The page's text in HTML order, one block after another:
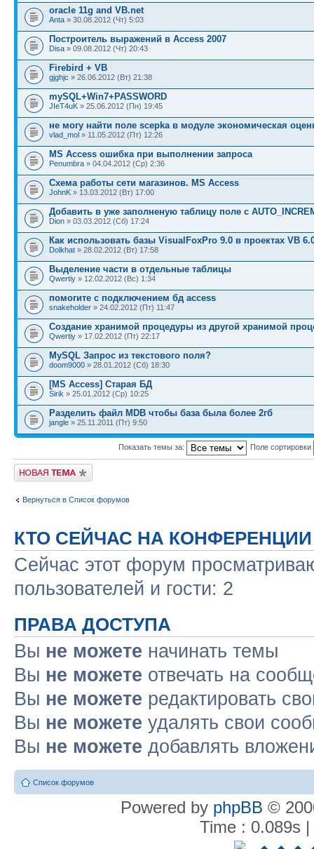
oracle 11g and VB.net
Anta » 30.08.2012 (Чт) 5:03
Построитель выражений в Access 2007
Disa » 09.08.2012 (Чт) 20:43
Firebird + VB
gjghjc » 26.06.2012 (Вт) 21:38
mySQL+Win7+PASSWORD
JIeT4uK » 25.06.2012 (Пн) 19:45
не могу найти поле scepka в модуле экономическая
vlad_mol » 11.05.2012 (Пт) 12:26
MS Access ошибка при выполнении запроса
Penumbra » 04.04.2012 (Ср) 2:36
Схема работы сети магазинов. MS Access
JohnK » 13.03.2012 (Вт) 17:00
Добавить в уже заполненую таблицу поле с
Dion » 03.03.2012 (Сб) 17:24
Как использовать базы VisualFoxPro 9.0 в проектах VB
Dolkhat » 28.02.2012 (Вт) 17:58
Выделение части в отдельные таблицы
Qwertiy » 12.02.2012 (Вс) 1:34
помогите с подключением бд access
snakeholder » 24.02.2012 (Пт) 11:47
Создание хранимой процедуры из другой хранимой
Qwertiy » 17.02.2012 (Пт) 22:17
MySQL Запрос из текстового поля?
doom9000 » 28.01.2012 (Сб) 18:30
[MS Access] Старая БД
Sirik » 25.01.2012 (Ср) 10:25
Разделить файл MDB чтобы база была более 2гб
jangle » 25.11.2011 (Пт) 9:50
Показать темы за: Поле сортировки
Новая тема
Вернуться в Список форумов
КТО СЕЙЧАС НА КОНФЕРЕНЦИИ
Сейчас этот форум
пользователей и гости: 2
ПРАВА ДОСТУПА
Вы не можете начинать темы
Вы не можете отвечать на
Вы не можете редактировать
Вы не можете удалять свои
Вы не можете добавлять
Список форумов
Powered by phpBB ©
Time : 0.089s